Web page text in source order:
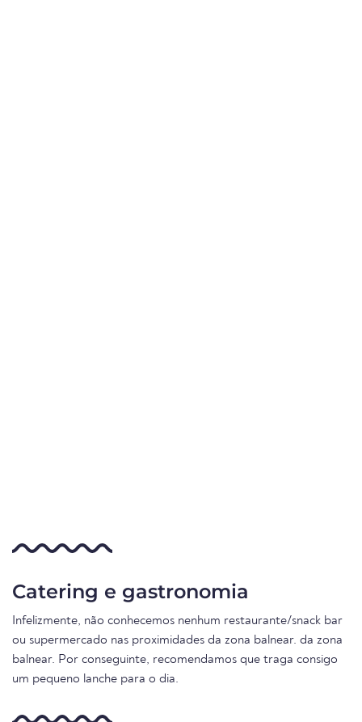
Catering e gastronomia
Infelizmente, não conhecemos nenhum restaurante/snack bar
ou supermercado nas proximidades da zona balnear. da zona
balnear. Por conseguinte, recomendamos que traga consigo
um pequeno lanche para o dia.